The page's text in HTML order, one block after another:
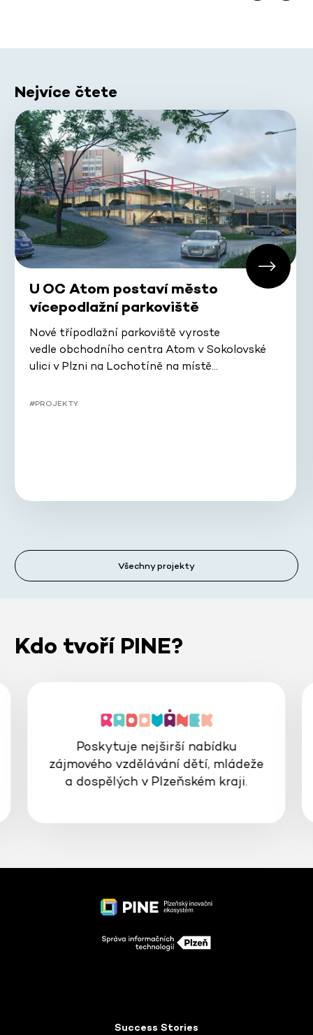
Nejvíce čtete
U OC Atom postaví město
vícepodlažní parkoviště
Nové třípodlažní parkoviště vyroste
vedle obchodního centra Atom v Sokolovské
ulici v Plzni na Lochotíně na místě…
#PROJEKTY
Všechny projekty
Kdo tvoří PINE?
Poskytuje nejširší nabídku
zájmového vzdělávání dětí, mládeže
a dospělých v Plzeňském kraji.
Success Stories